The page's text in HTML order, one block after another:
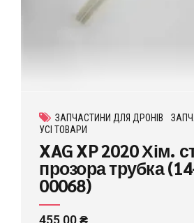
ЗАПЧАСТИНИ ДЛЯ ДРОНІВ
УСІ ТОВАРИ
XAG XP 2020 Хім.
прозора трубка
00068)
455,00₴